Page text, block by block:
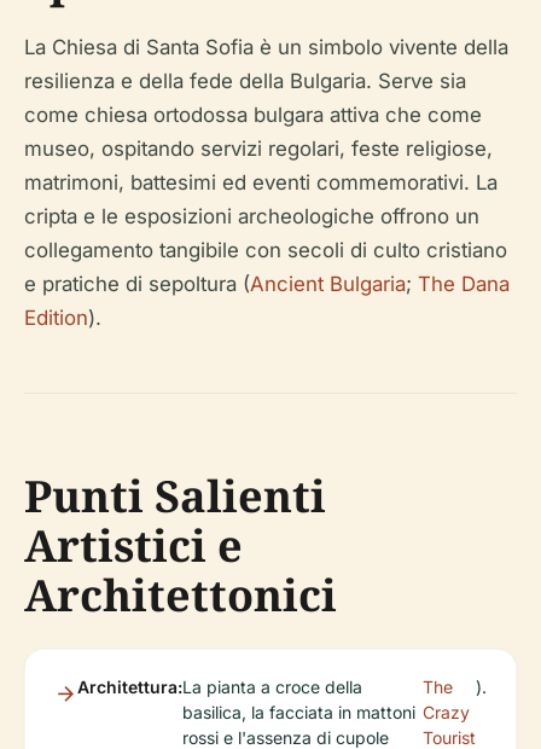
La Chiesa di Santa Sofia è un simbolo vivente della
resilienza e della fede della Bulgaria. Serve sia
come chiesa ortodossa bulgara attiva che come
museo, ospitando servizi regolari, feste religiose,
matrimoni, battesimi ed eventi commemorativi. La
cripta e le esposizioni archeologiche offrono un
collegamento tangibile con secoli di culto cristiano
e pratiche di sepoltura (Ancient Bulgaria; The Dana
Edition).
Punti Salienti
Artistici e
Architettonici
Architettura:La pianta a croce della
basilica, la facciata in mattoni
rossi e l'assenza di cupole
The
Crazy
Tourist
).